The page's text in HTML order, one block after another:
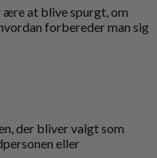
at blive spurgt, om
forbereder man sig
der bliver valgt som
eller